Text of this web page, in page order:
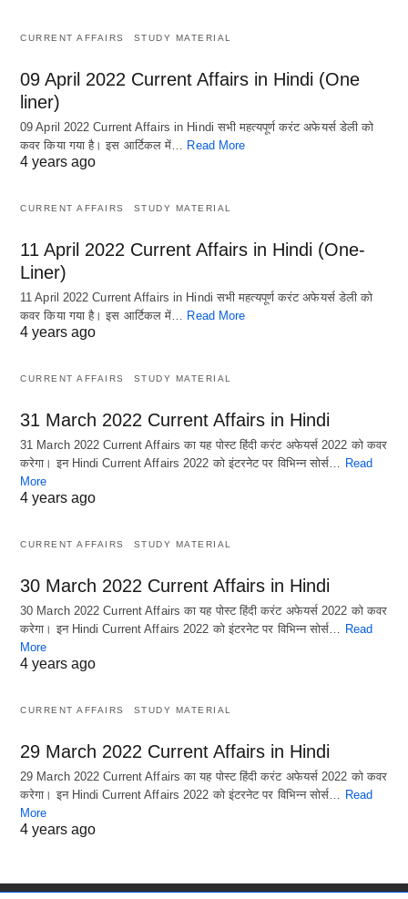
CURRENT AFFAIRS STUDY MATERIAL
09 April 2022 Current Affairs in Hindi (One
liner)
09 April 2022 Current Affairs in Hindi सभी महत्यपूर्ण करंट अफेयर्स डेली को
कवर किया गया है। इस आर्टिकल में…
Read More
4 years ago
CURRENT AFFAIRS STUDY MATERIAL
11 April 2022 Current Affairs in Hindi (One-
Liner)
11 April 2022 Current Affairs in Hindi सभी महत्यपूर्ण करंट अफेयर्स डेली को
कवर किया गया है। इस आर्टिकल में…
Read More
4 years ago
CURRENT AFFAIRS STUDY MATERIAL
31 March 2022 Current Affairs in Hindi
31 March 2022 Current Affairs का यह पोस्ट हिंदी करंट अफेयर्स 2022 को कवर
करेगा। इन Hindi Current Affairs 2022 को इंटरनेट पर विभिन्न सोर्स…
Read
More
4 years ago
CURRENT AFFAIRS STUDY MATERIAL
30 March 2022 Current Affairs in Hindi
30 March 2022 Current Affairs का यह पोस्ट हिंदी करंट अफेयर्स 2022 को कवर
करेगा। इन Hindi Current Affairs 2022 को इंटरनेट पर विभिन्न सोर्स…
Read
More
4 years ago
CURRENT AFFAIRS STUDY MATERIAL
29 March 2022 Current Affairs in Hindi
29 March 2022 Current Affairs का यह पोस्ट हिंदी करंट अफेयर्स 2022 को कवर
करेगा। इन Hindi Current Affairs 2022 को इंटरनेट पर विभिन्न सोर्स…
Read
More
4 years ago